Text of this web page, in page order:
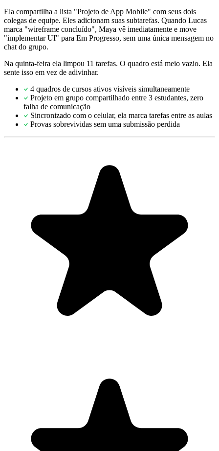
Ela compartilha a lista "Projeto de App Mobile" com seus dois
colegas de equipe. Eles adicionam suas subtarefas. Quando Lucas
marca "wireframe concluído", Maya vê imediatamente e move
"implementar UI" para Em Progresso, sem uma única mensagem no
chat do grupo.
Na quinta-feira ela limpou 11 tarefas. O quadro está meio vazio. Ela
sente isso em vez de adivinhar.
4 quadros de cursos ativos visíveis simultaneamente
Projeto em grupo compartilhado entre 3 estudantes, zero
falha de comunicação
Sincronizado com o celular, ela marca tarefas entre as aulas
Provas sobrevividas sem uma submissão perdida
"Always have 101 things to do and this helps me organize and
prioritize like no other app can. It syncs to my phone and laptop, and
when I add dates to tasks, they automatically integrate into my
Google Calendar, which is immensely convenient. I can look at my
daily, weekly, and monthly overview in Google Calendar and
clearly see how much I was able to accomplish! Great tool indeed.
Excited to see how it will evolve over time."